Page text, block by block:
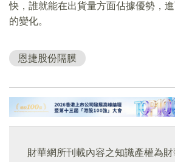
快，誰就能在出貨量方面佔據優勢，
的變化。
恩捷股份隔膜
財華網所刊載內容之知識產權為財